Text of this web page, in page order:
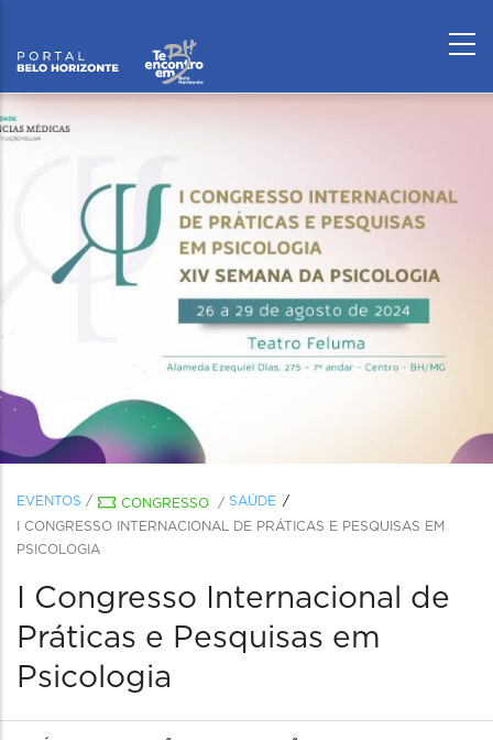
EVENTOS / CONGRESSO / SAÚDE
I CONGRESSO INTERNACIONAL DE PRÁTICAS E PESQUISAS EM
PSICOLOGIA
I Congresso Internacional de
Práticas e Pesquisas em
Psicologia